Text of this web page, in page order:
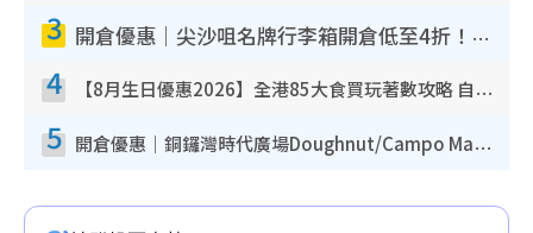
3 開倉優惠｜尖沙咀名牌行李箱開倉低至4折！一連5日 American Tourister/ace./Hallmark $200起！
4 【8月生日優惠2026】全港85大食買玩著數攻略 自助餐/火鍋放題同行免費＋誠品/DONKI送現金券
5 開倉優惠｜銅鑼灣時代廣場Doughnut/Campo Marzio開倉低至1折！背囊、書包、手袋劈價$200起